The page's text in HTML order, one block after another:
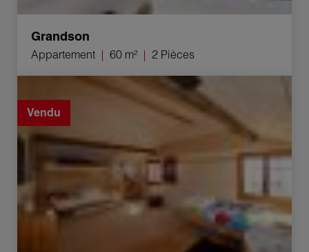
Grandson
Appartement 60 m² 2 Pièces
Vente Chalet Chesières 5 Pièces 110 m²
Vendu